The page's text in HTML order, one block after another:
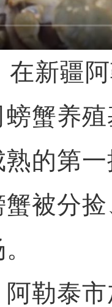
新疆阿
蟹养
的第
被分
泰市